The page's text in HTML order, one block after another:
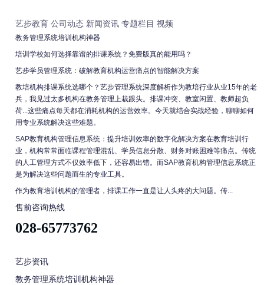
艺步教育 公司动态 新闻资讯 专题栏目 视频
教务管理系统培训机构神器
培训学校如何选择靠谱的排课系统？免费版真的能用吗？
艺步学员管理系统：破解教育机构运营痛点的智能解决方案
教培机构排课系统选哪个？艺步管理系统深度解析作为教培行业从业15年的老
兵，我见过太多机构在教务管理上栽跟头。排课冲突、教室闲置、教师超负
荷...这些痛点每天都在消耗机构的运营效率。今天就结合实战经验，聊聊如何
用专业系统解决这些难题。
SAP教育机构管理信息系统：提升培训效率的数字化解决方案在教育培训行
业，机构常常面临课程管理混乱、学员信息分散、财务对账困难等痛点。传统
的人工管理方式不仅效率低下，还容易出错。而SAP教育机构管理信息系统正
是为解决这些问题而生的专业工具。
作为教育培训机构的管理者，排课工作一直是让人头疼的大问题。传...
售前咨询热线
028-65773762
艺步资讯
教务管理系统培训机构神器